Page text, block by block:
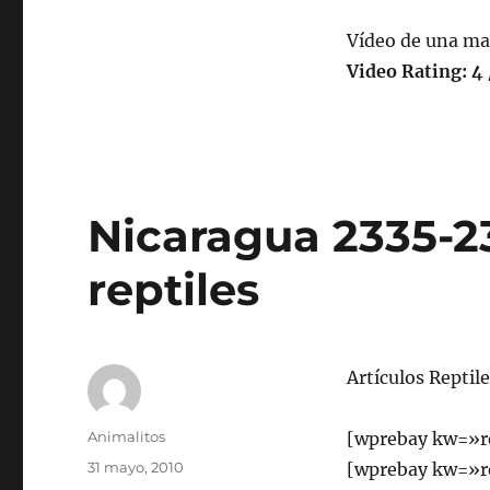
Vídeo de una
Video Rating: 4
Nicaragua 2335-
reptiles
Artículos
[wprebay
[wprebay
Autor
Animalitos
Publicado
31 mayo, 2010